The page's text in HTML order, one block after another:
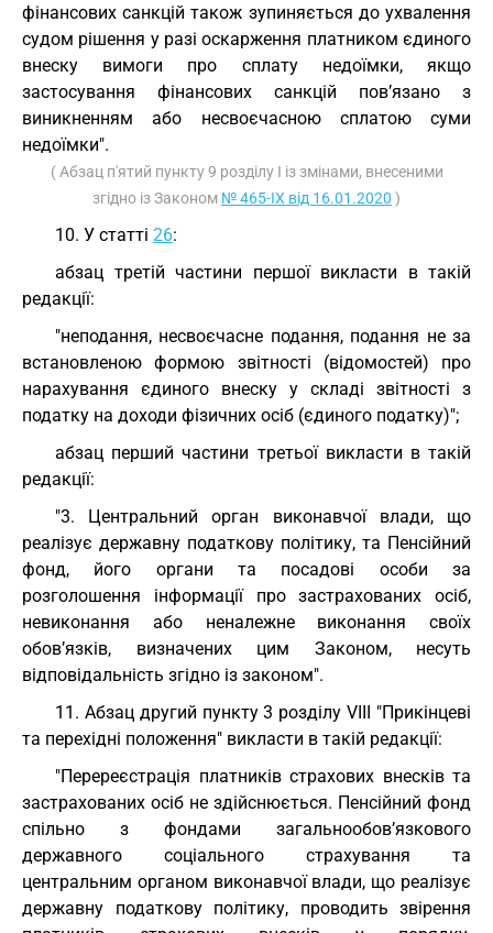
фінансових санкцій також зупиняється до ухвалення
судом рішення у разі оскарження платником єдиного
внеску вимоги про сплату недоїмки, якщо
застосування фінансових санкцій пов’язано з
виникненням або несвоєчасною сплатою суми
недоїмки".
( Абзац п'ятий пункту 9 розділу I із змінами, внесеними
згідно із Законом № 465-IX від 16.01.2020 )
10. У статті 26:
абзац третій частини першої викласти в такій
редакції:
"неподання, несвоєчасне подання, подання не за
встановленою формою звітності (відомостей) про
нарахування єдиного внеску у складі звітності з
податку на доходи фізичних осіб (єдиного податку)";
абзац перший частини третьої викласти в такій
редакції:
"3. Центральний орган виконавчої влади, що
реалізує державну податкову політику, та Пенсійний
фонд, його органи та посадові особи за
розголошення інформації про застрахованих осіб,
невиконання або неналежне виконання своїх
обов’язків, визначених цим Законом, несуть
відповідальність згідно із законом".
11. Абзац другий пункту 3 розділу VIII "Прикінцеві
та перехідні положення" викласти в такій редакції:
"Перереєстрація платників страхових внесків та
застрахованих осіб не здійснюється. Пенсійний фонд
спільно з фондами загальнообов’язкового
державного соціального страхування та
центральним органом виконавчої влади, що реалізує
державну податкову політику, проводить звірення